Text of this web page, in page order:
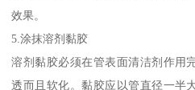
效果。
5.涂抹溶剂黏胶
溶剂黏胶必须在管表面清洁剂作用
透而且软化。黏胶应以管直径一半